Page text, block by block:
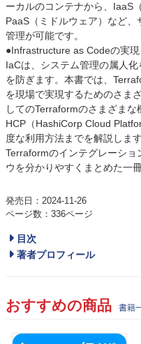
ーカルのコンテナから、IaaS
PaaS（ミドルウェア）など
管理が可能です。
●Infrastructure as Codeの実現
IaCは、システム管理の属人
を防ぎます。本書では、
を現場で実現するためのさま
してのTerraformのさまざまな
HCP（HashiCorp Cloud
度な利用方法までを解説します
Terraformのインテグレーシ
ウを分かりやすくまとめた一冊
発売日：2024-11-26
ページ数：336ページ
目次
著者プロフィール
おすすめの商品 書籍